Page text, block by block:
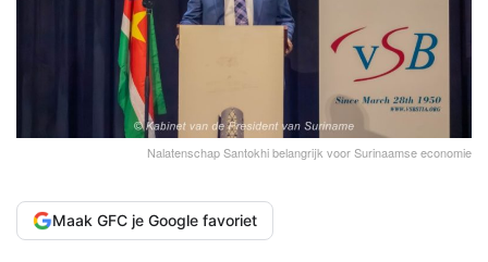
Nalatenschap Santokhi belangrijk voor Surinaamse economie
Maak GFC je Google favoriet